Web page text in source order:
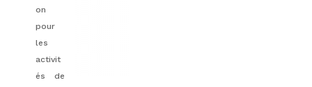
on
pour
les
activit
és de